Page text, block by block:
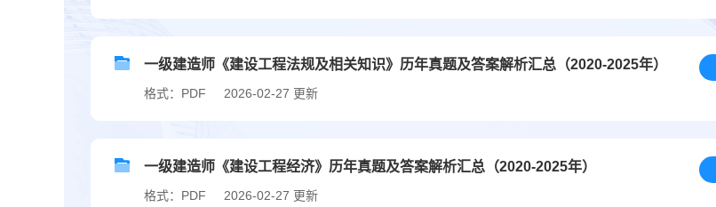
一级建造师《建设工程法规及相关知识》历年真题及答案解析汇总（2020-2025年）
格式：PDF 2026-02-27 更新
一级建造师《建设工程经济》历年真题及答案解析汇总（2020-2025年）
格式：PDF 2026-02-27 更新